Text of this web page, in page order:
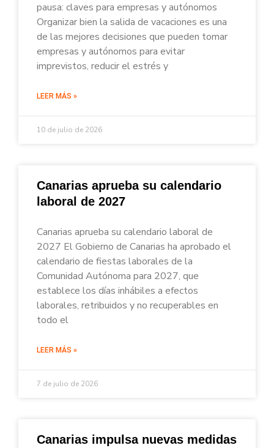
pausa: claves para empresas y autónomos
Organizar bien la salida de vacaciones es una
de las mejores decisiones que pueden tomar
empresas y autónomos para evitar
imprevistos, reducir el estrés y
LEER MÁS »
10 de julio de 2026
Canarias aprueba su calendario
laboral de 2027
Canarias aprueba su calendario laboral de
2027 El Gobierno de Canarias ha aprobado el
calendario de fiestas laborales de la
Comunidad Autónoma para 2027, que
establece los días inhábiles a efectos
laborales, retribuidos y no recuperables en
todo el
LEER MÁS »
7 de julio de 2026
Canarias impulsa nuevas medidas